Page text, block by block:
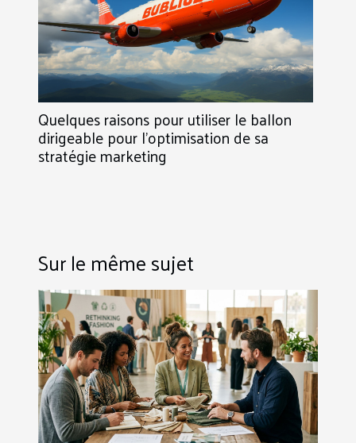
Quelques raisons pour utiliser le ballon
dirigeable pour l’optimisation de sa
stratégie marketing
Sur le même sujet